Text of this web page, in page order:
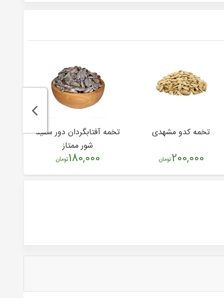
تخمه کدو مشهدی
200,000تومان
تخمه آفتابگردان دور سفید
شور ممتاز
180,000تومان